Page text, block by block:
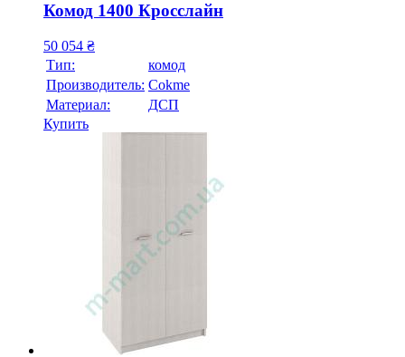
Комод 1400 Кросслайн
50 054 ₴
Тип:
комод
Производитель: Cokme
Материал:
ДСП
Купить